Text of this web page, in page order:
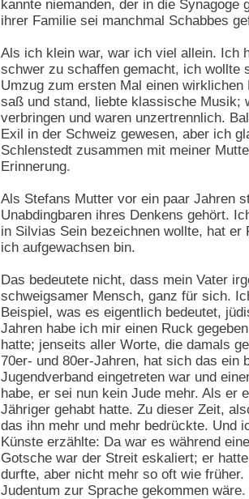
kannte niemanden, der in die
ihrer Familie sei manchmal Schabbes
Als ich klein war, war ich viel allein. Ich
schwer zu schaffen gemacht, ich wollte
Umzug zum ersten Mal einen
saß und stand, liebte klassische Musik;
verbringen und waren unzertrennlich.
Exil in der Schweiz gewesen, aber ich
Schlenstedt zusammen mit meiner
Erinnerung.
Als Stefans Mutter vor ein paar Jahren
Unabdingbaren ihres Denkens gehört.
in Silvias Sein bezeichnen wollte, hat
ich aufgewachsen bin.
Das bedeutete nicht, dass mein Vater
schweigsamer Mensch, ganz für sich.
Beispiel, was es eigentlich bedeutet,
Jahren habe ich mir einen Ruck
hatte; jenseits aller Worte, die damals
70er- und 80er-Jahren, hat sich das ein
Jugendverband eingetreten war und
habe, er sei nun kein Jude mehr. Als er
Jähriger gehabt hatte. Zu dieser Zeit,
das ihn mehr und mehr bedrückte. Und
Künste erzählte: Da war es während
Gotsche war der Streit eskaliert; er
durfte, aber nicht mehr so oft wie
Judentum zur Sprache gekommen